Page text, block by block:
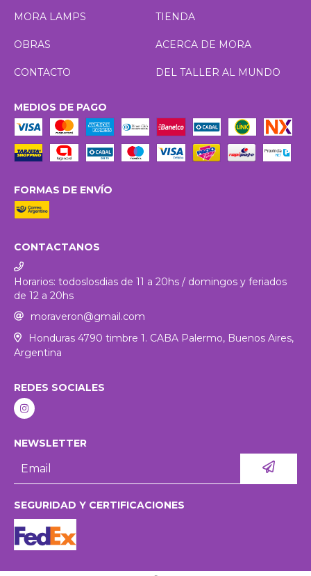
MORA LAMPS
TIENDA
OBRAS ACERCA DE MORA
CONTACTO DEL TALLER AL MUNDO
MEDIOS DE PAGO
FORMAS DE ENVÍO
CONTACTANOS
Horarios: todoslosdias de 11 a 20hs / domingos y feriados
de 12 a 20hs
moraveron@gmail.com
Honduras 4790 timbre 1. CABA Palermo, Buenos Aires,
Argentina
REDES SOCIALES
NEWSLETTER
SEGURIDAD Y CERTIFICACIONES